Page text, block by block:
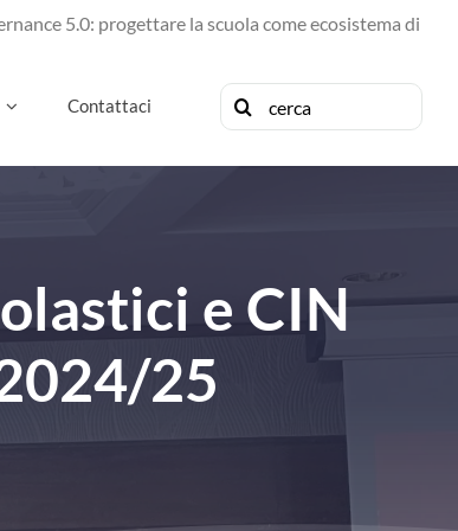
progettare la scuola come ecosistema di futuro
Contattaci
Cerca
per:
e CIN
25